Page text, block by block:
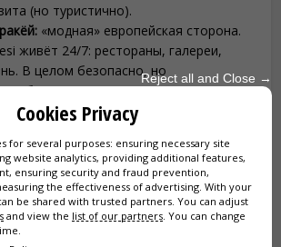
(но туристично).
«модная» европейская сторона.
живёт 24/7: рестораны, галереи,
В целом безопасно, но
к барным схемам (см. выше). И не
Тарлабашы рядом (см. ниже).
любимый район
стамбульцев. Молодёжная
рынок. Очень безопасно, а
— ощущение более
города. Хороший вариант для
Reject all and Close →
Cookies Privacy
for several purposes: ensuring necessary site
website analytics, providing additional features,
ensuring security and fraud prevention,
the effectiveness of advertising. With your
be shared with trusted partners. You can adjust
and view the list of our partners. You can change